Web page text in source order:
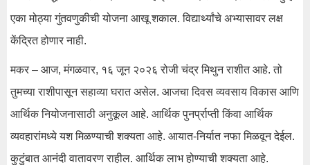
एका मोठ्या गुंतवणुकीची योजना आखू शकाल. विद्यार्थ्यांचे अभ्यासावर लक्ष
केंद्रित होणार नाही.
मकर – आज, मंगळवार, १६ जून २०२६ रोजी चंद्र मिथुन राशीत आहे. तो
तुमच्या राशीपासून सहाव्या घरात असेल. आजचा दिवस व्यवसाय विकास आणि
आर्थिक नियोजनासाठी अनुकूल आहे. आर्थिक पुनर्प्राप्ती किंवा आर्थिक
व्यवहारांमध्ये यश मिळण्याची शक्यता आहे. आयात-निर्यात नफा मिळवून देईल.
कुटुंबात आनंदी वातावरण राहील. आर्थिक लाभ होण्याची शक्यता आहे.